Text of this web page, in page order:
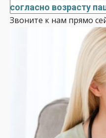
согласно возрасту
Звоните к нам прямо